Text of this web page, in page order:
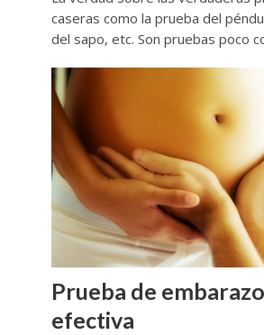
caseras como la prueba del
del sapo, etc. Son pruebas poco
Prueba de
efectiva